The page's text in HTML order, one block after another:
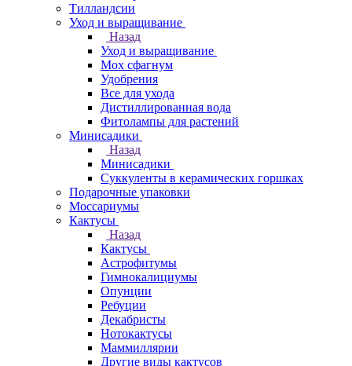
Тилландсии
Уход и выращивание
Назад
Уход и выращивание
Мох сфагнум
Удобрения
Все для ухода
Дистиллированная вода
Фитолампы для растений
Минисадики
Назад
Минисадики
Суккуленты в керамических горшках
Подарочные упаковки
Моссариумы
Кактусы
Назад
Кактусы
Астрофитумы
Гимнокалициумы
Опунции
Ребуции
Декабристы
Нотокактусы
Маммиллярии
Другие виды кактусов